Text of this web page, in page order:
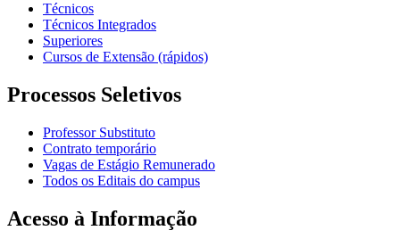
Técnicos
Técnicos Integrados
Superiores
Cursos de Extensão (rápidos)
Processos Seletivos
Professor Substituto
Contrato temporário
Vagas de Estágio Remunerado
Todos os Editais do campus
Acesso à Informação